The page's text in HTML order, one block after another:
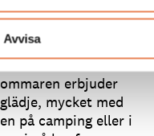
Avvisa
utbildning.Magnus
på
erbjuder
mycket med
på camping eller i